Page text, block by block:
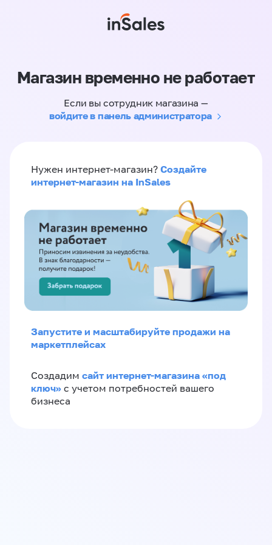
Магазин временно не работает
Если вы сотрудник магазина —
войдите в панель администратора
Нужен интернет-магазин? Создайте
интернет-магазин на InSales
Запустите и масштабируйте продажи на
маркетплейсах
Создадим сайт интернет-магазина «под
ключ» с учетом потребностей вашего
бизнеса